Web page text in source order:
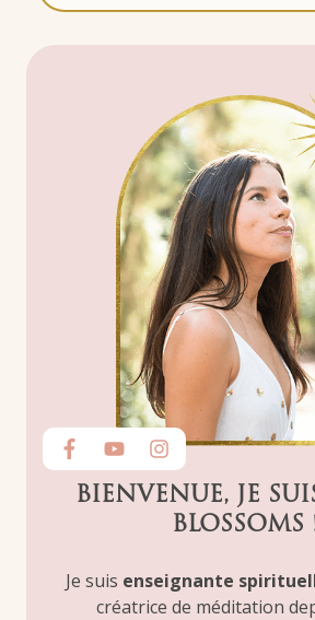
BIENVENUE, JE
BLOSSOMS
Je suis enseignante
créatrice de méditation